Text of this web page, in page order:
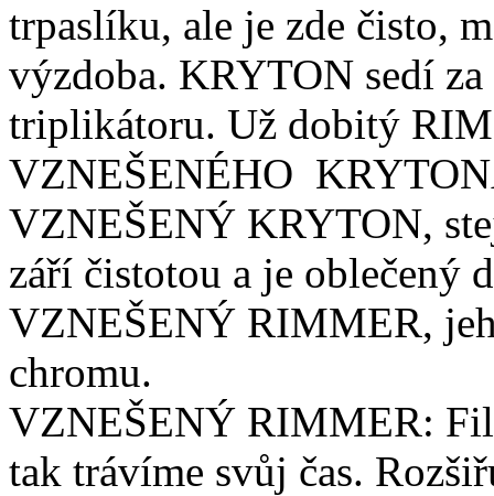
trpaslíku, ale je zde čisto,
výzdoba. KRYTON sedí za
triplikátoru. Už dobitý
VZNEŠENÉHO
VZNEŠENÝ KRYTON,
září čistotou a je oblečený
VZNEŠENÝ RIMMER,
chromu.
VZNEŠENÝ RIMMER:
tak trávíme svůj čas.